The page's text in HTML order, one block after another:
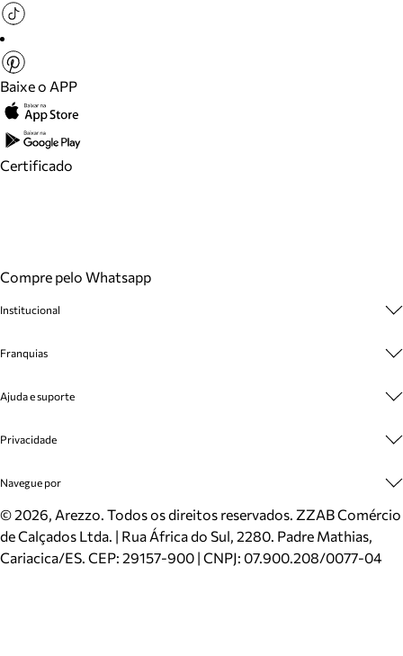
Baixe o APP
Certificado
Compre pelo Whatsapp
Institucional
Cashback
Venda Corporativa
Mapa do Site
Inverno
Mundo Arezzo
Franquias
Plano de Negócio
Ajuda e suporte
Cadastro
Meus Pedidos
Trocas e Devoluções
Cartão Presente
Localizador de lojas
Privacidade
Politica e Privacidade
Navegue por
Sapatos
Bolsas
Scarpins
©2026, Arezzo. Todos os direitos reservados. ZZAB Comércio
de Calçados Ltda. | Rua África do Sul, 2280. Padre Mathias,
Cariacica/ES. CEP: 29157-900 | CNPJ: 07.900.208/0077-04